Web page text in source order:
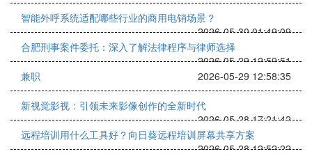
智能外呼系统适配哪些行业的商用电销场景？
2026-05-30 01:49:09
合肥刑事案件委托：深入了解法律程序与律师选择
2026-05-29 12:59:51
兼职
2026-05-29 12:58:35
新视觉影视：引领未来影像创作的全新时代
2026-05-28 17:21:42
远程培训用什么工具好？向日葵远程培训屏幕共享方案
2026-05-28 12:52:22